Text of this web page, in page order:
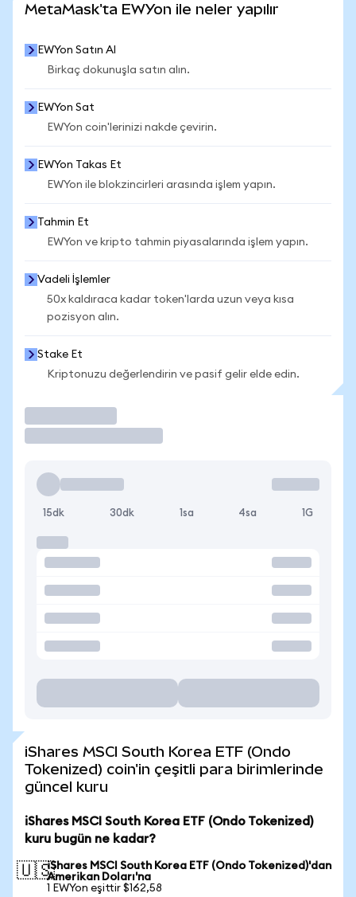
MetaMask'ta EWYon ile neler yapılır
EWYon Satın Al
Birkaç dokunuşla satın alın.
EWYon Sat
EWYon coin'lerinizi nakde çevirin.
EWYon Takas Et
EWYon ile blokzincirleri arasında işlem yapın.
Tahmin Et
EWYon ve kripto tahmin piyasalarında işlem yapın.
Vadeli İşlemler
50x kaldıraca kadar token'larda uzun veya kısa
pozisyon alın.
Stake Et
Kriptonuzu değerlendirin ve pasif gelir elde edin.
15dk 30dk 1sa 4sa 1G
iShares MSCI South Korea ETF (Ondo
Tokenized) coin'in çeşitli para birimlerinde
güncel kuru
iShares MSCI South Korea ETF (Ondo Tokenized)
kuru bugün ne kadar?
🇺🇸iShares MSCI South Korea ETF (Ondo Tokenized)'dan
Amerikan Doları'na
1 EWYon eşittir $162,58